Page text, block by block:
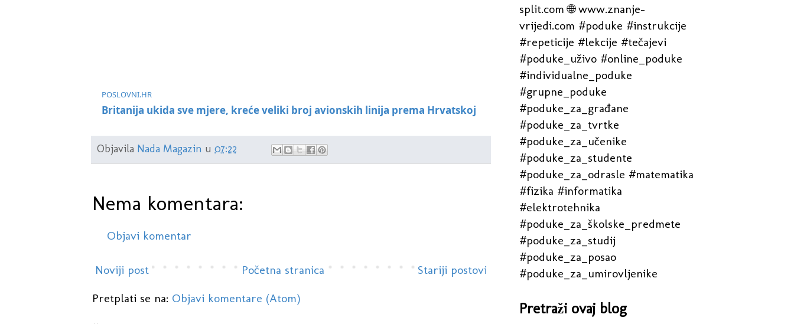
POSLOVNI.HR
Britanija ukida sve mjere, kreće veliki broj avionskih linija prema Hrvatskoj
Objavila Nada Magazin u 07:22
Nema komentara:
Objavi komentar
Noviji post Stariji postovi
Početna stranica
Pretplati se na: Objavi komentare (Atom)
split.com 🌐 www.znanje-
vrijedi.com #poduke #instrukcije
#repeticije #lekcije #tečajevi
#poduke_uživo #online_poduke
#individualne_poduke
#grupne_poduke
#poduke_za_građane
#poduke_za_tvrtke
#poduke_za_učenike
#poduke_za_studente
#poduke_za_odrasle #matematika
#fizika #informatika
#elektrotehnika
#poduke_za_školske_predmete
#poduke_za_studij
#poduke_za_posao
#poduke_za_umirovljenike
Pretraži ovaj blog